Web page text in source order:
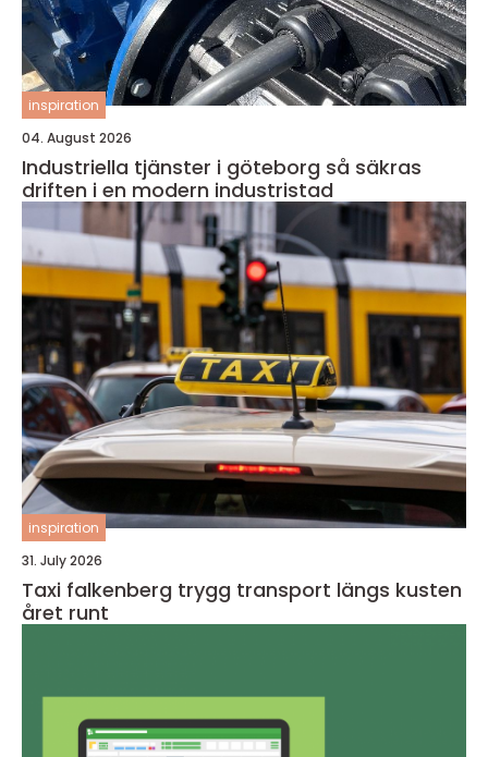
inspiration
04. August 2026
Industriella tjänster i göteborg så säkras
driften i en modern industristad
inspiration
31. July 2026
Taxi falkenberg trygg transport längs kusten
året runt